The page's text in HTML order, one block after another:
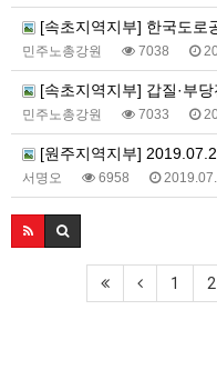
[속초지역지부] 한국도로공사 양양지사
민주노총강원 7038
[속초지역지부] 갑질·부당전보 철회!책
민주노총강원 7033
[원주지역지부] 2019.07.27. 원주
서명오 6958
1 2